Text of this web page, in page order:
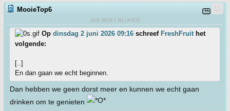
MooieTop6
JUS MOET BLIJVEN
Op dinsdag 2 juni 2026 09:16 schreef FreshFruithet
volgende:
[..]
En dan gaan we echt beginnen.
Dan hebben we geen dorst meer en kunnen we echt gaan
drinken om te genieten